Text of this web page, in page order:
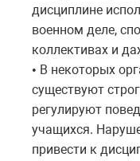
дисциплине
военном деле,
коллективах и
• В некоторых
существуют
регулируют
учащихся.
привести к